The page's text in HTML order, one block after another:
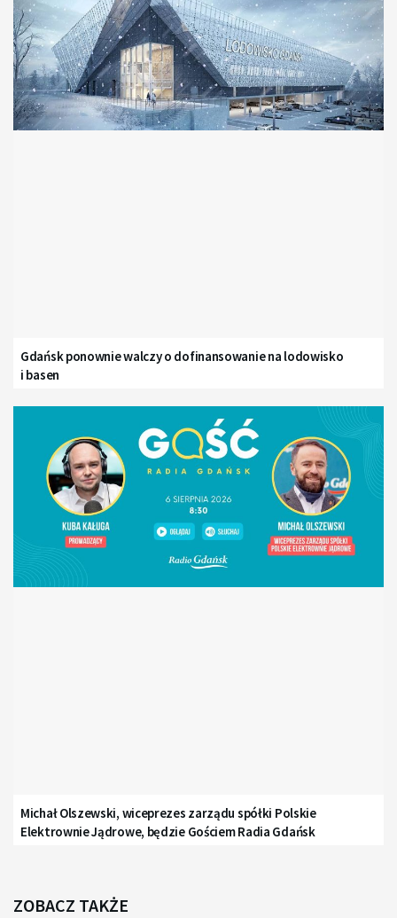
Gdańsk ponownie walczy o dofinansowanie na lodowisko
i basen
Michał Olszewski, wiceprezes zarządu spółki Polskie
Elektrownie Jądrowe, będzie Gościem Radia Gdańsk
ZOBACZ TAKŻE